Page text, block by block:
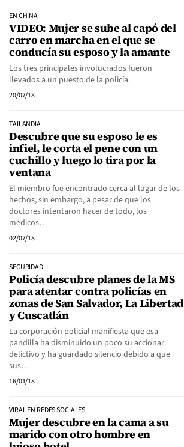
EN CHINA
VIDEO: Mujer se sube al capó del
carro en marcha en el que se
conducía su esposo y la amante
Los tres principales involucrados fueron
llevados a un puesto de la policía.
20/07/18
TAILANDIA
Descubre que su esposo le es
infiel, le corta el pene con un
cuchillo y luego lo tira por la
ventana
El miembro fue encontrado cerca al lugar de los
hechos, sin embargo, a pesar de que los
doctores intentaron hacer de todo, los
médicos…
02/07/18
SEGURIDAD
Policía descubre planes de la MS
para atentar contra policías en
zonas de San Salvador, La Libertad
y Cuscatlán
La corporación policial manifiesta que esa
pandilla ha disminuido un poco su accionar
delictivo y ha guardado silencio debido a que
sus…
16/01/18
VIRAL EN REDES SOCIALES
Mujer descubre en la cama a su
marido con otro hombre en